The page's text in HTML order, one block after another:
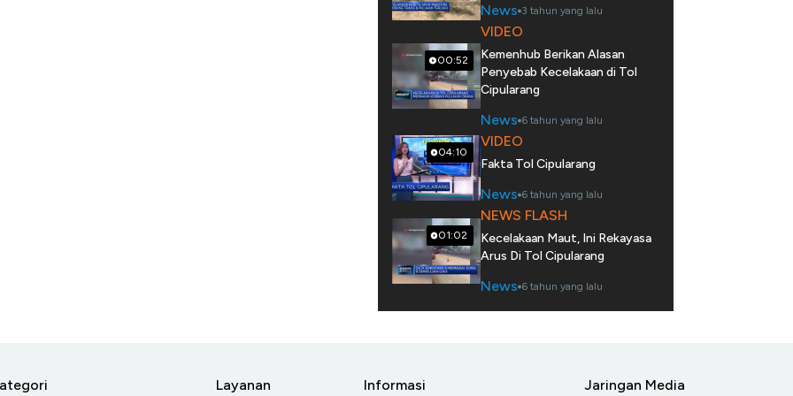
News 3 tahun yang lalu
00:52
VIDEO
Kemenhub Berikan Alasan
Penyebab Kecelakaan di Tol
Cipularang
News 6 tahun yang lalu
04:10
VIDEO
Fakta Tol Cipularang
News 6 tahun yang lalu
01:02
NEWS FLASH
Kecelakaan Maut, Ini Rekayasa
Arus Di Tol Cipularang
News 6 tahun yang lalu
Layanan Informasi Jaringan Media